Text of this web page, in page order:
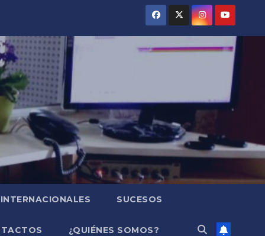
INTERNACIONALES SUCESOS
¿QUIÉNES SOMOS?